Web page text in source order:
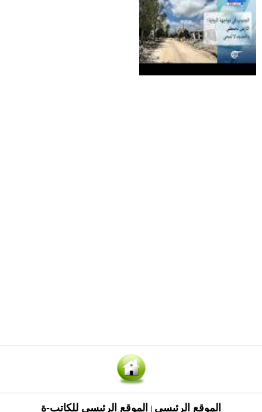
الموقع الرئيسي الموقع الرئيسي للكاتب-ة